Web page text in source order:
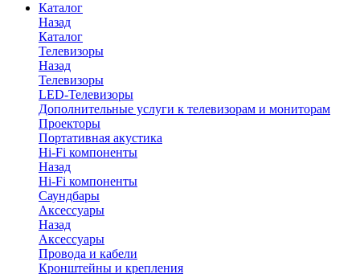
Каталог
Назад
Каталог
Телевизоры
Назад
Телевизоры
LED-Телевизоры
Дополнительные услуги к телевизорам и мониторам
Проекторы
Портативная акустика
Hi-Fi компоненты
Назад
Hi-Fi компоненты
Саундбары
Аксессуары
Назад
Аксессуары
Провода и кабели
Кронштейны и крепления